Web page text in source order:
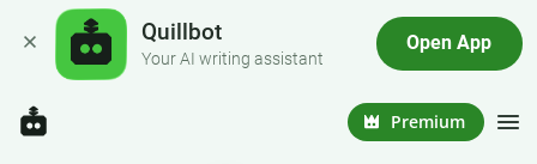
Quillbot
Your AI writing assistant
Open App
Premium